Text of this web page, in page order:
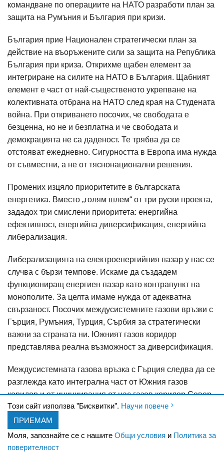
командване по операциите на НАТО разработи план за
защита на Румъния и България при кризи.
България прие Национален стратегически план за
действие на въоръжените сили за защита на Република
България при криза. Открихме щабен елемент за
интегриране на силите на НАТО в България. Щабният
елемент е част от най-същественото укрепване на
колективната отбрана на НАТО след края на Студената
война. При откриването посочих, че свободата е
безценна, но не и безплатна и че свободата и
демокрацията не са даденост. Те трябва да се
отстояват ежедневно. Сигурността в Европа има нужда
от съвместни, а не от тяснонационални решения.
Промених изцяло приоритетите в българската
енергетика. Вместо „голям шлем“ от три руски проекта,
зададох три смислени приоритета: енергийна
ефективност, енергийна диверсификация, енергийна
либерализация.
Либерализацията на електроенергийния пазар у нас се
случва с бързи темпове. Искаме да създадем
функциониращ енергиен пазар като контрапункт на
монополите. За целта имаме нужда от адекватна
свързаност. Посочих междусистемните газови връзки с
Гърция, Румъния, Турция, Сърбия за стратегически
важни за страната ни. Южният газов коридор
представлява реална възможност за диверсификация.
Междусистемната газова връзка с Гърция следва да се
разглежда като интегрална част от Южния газов
коридор и от инициирания от нас газов коридор Север -
Юг. Работим за създаване на балканска енергийна
борса и газов хъб в България, които да допринесат
съществено както за сигурността, така и за
осигуряването на конкурентни пазарни цени и
Tози сайт използва "Бисквитки". Научи повече
ПРИЕМАМ
Моля, запознайте се с нашитеОбщи условия и Политика за
поверителност